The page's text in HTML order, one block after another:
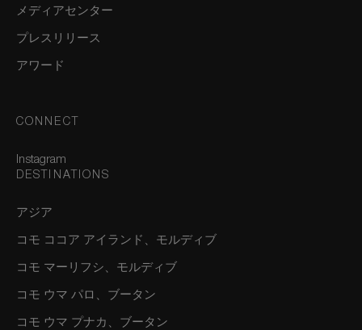
メディアセンター
プレスリリース
アワード
CONNECT
Instagram
DESTINATIONS
アジア
コモ ココア アイランド、モルディブ
コモ マーリフシ、モルディブ
コモ ウマ パロ、ブータン
コモ ウマ プナカ、ブータン